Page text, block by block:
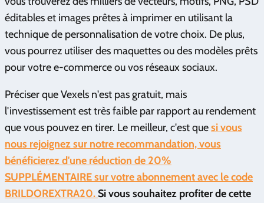
éditables et images prêtes à imprimer en utilisant la
technique de personnalisation de votre choix. De plus,
vous pourrez utiliser des maquettes ou des modèles prêts
pour votre e-commerce ou vos réseaux sociaux.
Préciser que Vexels n'est pas gratuit, mais
l'investissement est très faible par rapport au rendement
que vous pouvez en tirer. Le meilleur, c'est quesi vous
nous rejoignez sur notre recommandation, vous
bénéficierez d'une réduction de 20%
SUPPLÉMENTAIRE sur votre abonnement avec le code
BRILDOREXTRA20. Si vous souhaitez profiter de cette